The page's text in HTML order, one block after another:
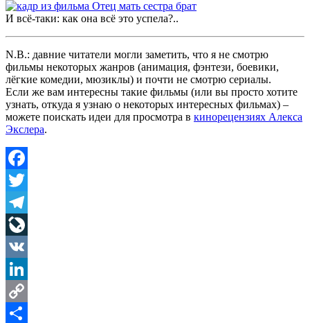
И всё-таки: как она всё это успела?..
N.B.: давние читатели могли заметить, что я не смотрю
фильмы некоторых жанров (анимация, фэнтези, боевики,
лёгкие комедии, мюзиклы) и почти не смотрю сериалы.
Если же вам интересны такие фильмы (или вы просто хотите
узнать, откуда я узнаю о некоторых интересных фильмах) –
можете поискать идеи для просмотра в кинорецензиях Алекса
Экслера.
Facebook
Twitter
Telegram
LiveJournal
VK
LinkedIn
Copy